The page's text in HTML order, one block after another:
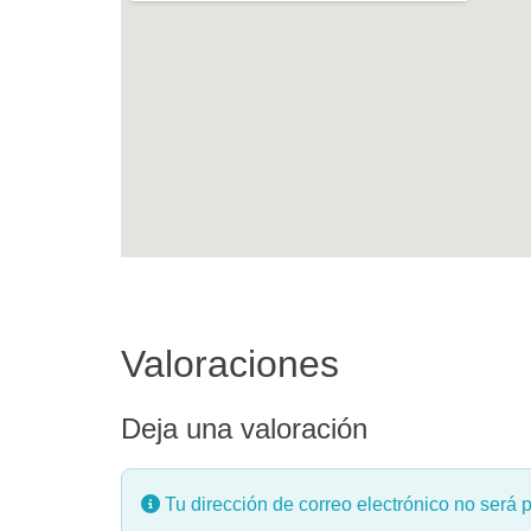
Valoraciones
Deja una valoración
Tu dirección de correo electrónico no será